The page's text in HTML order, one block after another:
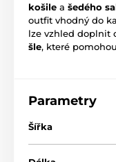
košile a šedého
outfit vhodný do
lze vzhled doplnit
šle, které
Parametry
Šířka